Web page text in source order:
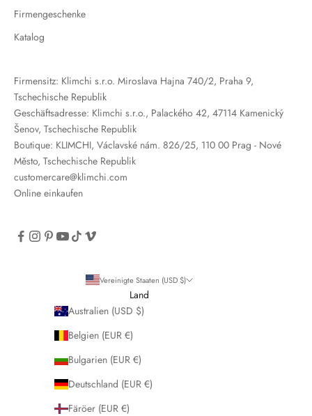
Firmengeschenke
Katalog
Firmensitz: Klimchi s.r.o. Miroslava Hajna 740/2, Praha 9,
Tschechische Republik
Geschäftsadresse: Klimchi s.r.o., Palackého 42, 47114 Kamenický
Šenov, Tschechische Republik
Boutique: KLIMCHI, Václavské nám. 826/25, 110 00 Prag - Nové
Město, Tschechische Republik
customercare@klimchi.com
Online einkaufen
Vereinigte Staaten (USD $)
Land
Australien (USD $)
Belgien (EUR €)
Bulgarien (EUR €)
Deutschland (EUR €)
Färöer (EUR €)